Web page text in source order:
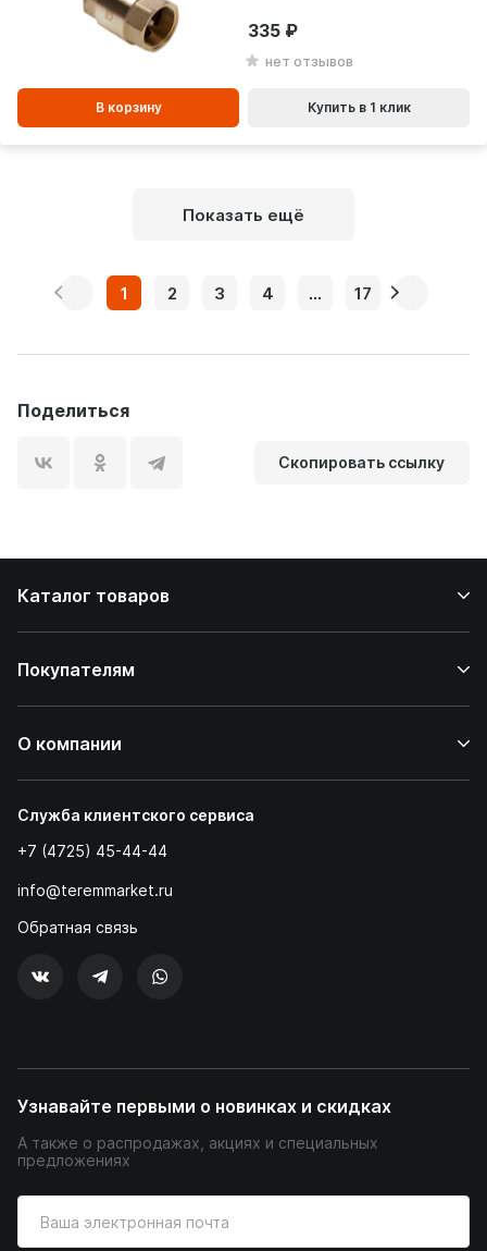
нет отзывов
335
В корзину Купить в 1 клик
Показать ещё
1 2 3 4 ... 17
Поделиться
Скопировать ссылку
Каталог товаров
Покупателям
О компании
Служба клиентского сервиса
+7 (4725) 45-44-44
info@teremmarket.ru
Обратная связь
Узнавайте первыми о новинках и скидках
А также о распродажах, акциях и специальных
предложениях
ваш